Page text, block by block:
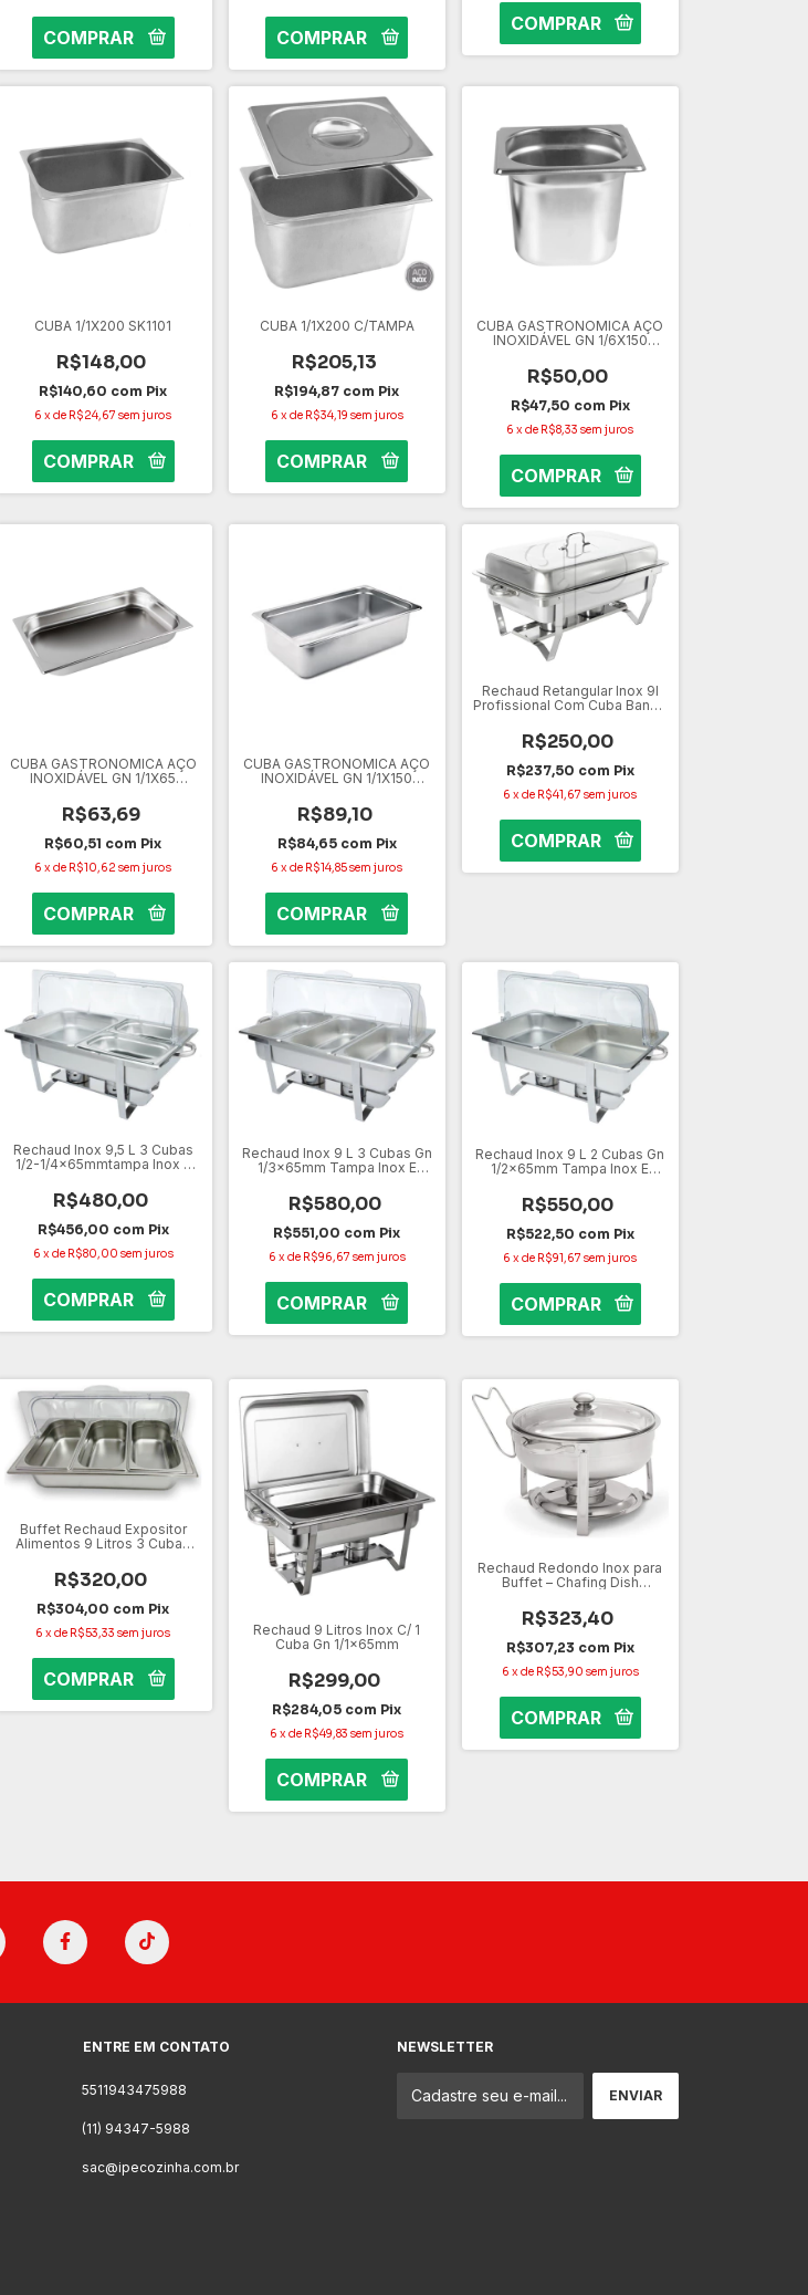
CUBA 1/1X200 SK1101
R$148,00
R$140,60 com Pix
6 xde R$24,67 sem juros
CUBA 1/1X200 C/TAMPA
R$205,13
R$194,87 com Pix
6 xde R$34,19 sem juros
CUBA GASTRONOMICA AÇO
INOXIDÁVEL GN 1/6X150
R$50,00
R$47,50 com Pix
6 xde R$8,33 sem juros
CUBA GASTRONOMICA AÇO
INOXIDÁVEL GN 1/1X65
R$63,69
R$60,51 com Pix
6 xde R$10,62 sem juros
CUBA GASTRONOMICA AÇO
INOXIDÁVEL GN 1/1X150
R$89,10
R$84,65 com Pix
6 xde R$14,85sem juros
Rechaud Retangular Inox 9l
Profissional Com Cuba Banho
R$250,00
R$237,50 com Pix
6 xde R$41,67 sem juros
Rechaud Inox 9,5 L 3 Cubas
1/2-1/4x65mmtampa Inox E
R$480,00
R$456,00 com Pix
6 xde R$80,00 sem juros
Rechaud Inox 9 L 3 Cubas Gn
1/3x65mm Tampa Inox E
R$580,00
R$551,00 com Pix
6 x de R$96,67 sem juros
Rechaud Inox 9 L 2 Cubas Gn
1/2x65mm Tampa Inox E
R$550,00
R$522,50 com Pix
6 xde R$91,67 sem juros
Buffet Rechaud Expositor
Alimentos 9 Litros 3 Cubas
R$320,00
R$304,00 com Pix
6 xde R$53,33 sem juros
Rechaud 9 Litros Inox C/ 1
Cuba Gn 1/1x65mm
R$299,00
R$284,05 com Pix
6 xde R$49,83 sem juros
Rechaud Redondo Inox para
Buffet – Chafing Dish
Alimentos Quentes - 7L
R$323,40
R$307,23 com Pix
6 xde R$53,90 sem juros
ENTRE EM CONTATO
5511943475988
(11) 94347-5988
sac@ipecozinha.com.br
NEWSLETTER